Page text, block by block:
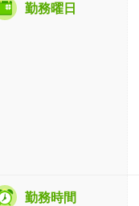
勤務曜日
勤務時間